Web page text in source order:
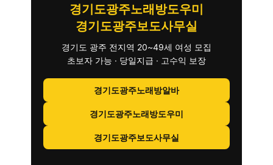
경기도광주노래방도우미
경기도광주보도사무실
경기도 광주 전지역 20~49세 여성 모집
초보자 가능 · 당일지급 · 고수익 보장
경기도광주노래방알바
경기도광주노래방도우미
경기도광주보도사무실